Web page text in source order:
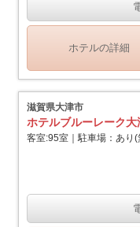
ホテルの詳細
滋賀県大津市
ホテルブルーレーク大
客室:95室｜駐車場：あり(